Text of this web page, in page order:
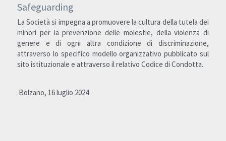
Safeguarding
La Società si impegna a promuovere la cultura della tutela dei
minori per la prevenzione delle molestie, della violenza di
genere e di ogni altra condizione di discriminazione,
attraverso lo specifico modello organizzativo pubblicato sul
sito istituzionale e attraverso il relativo Codice di Condotta.
Bolzano, 16 luglio 2024